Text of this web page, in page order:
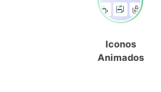
Iconos
Animados